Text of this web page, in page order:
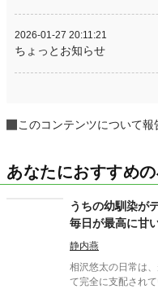
2026-01-27 20:11:21
ちょっとお知らせ
このコンテンツについて報
あなたにおすすめ
うちの幼馴染が
毎日が最高に甘
静内燕
相沢悠太の日常は
て完全に支配されている。 朝のモーニングコー